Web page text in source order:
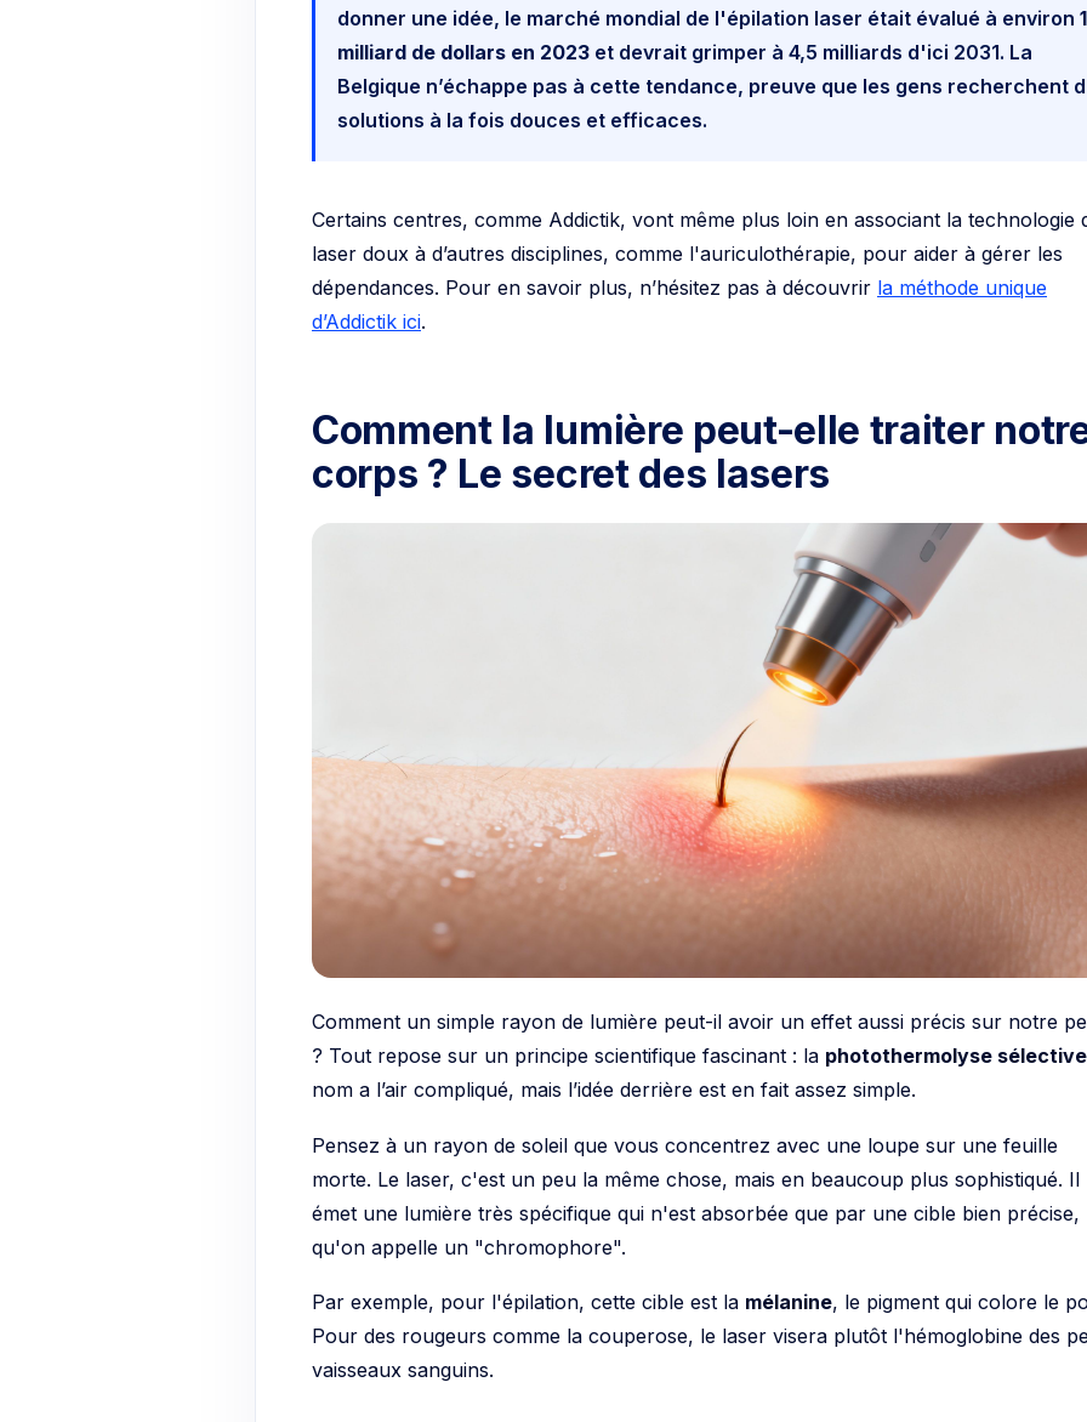
donner une idée, le marché mondial de l'épilation laser était évalué à environ
milliard de dollars en 2023 et devrait grimper à 4,5 milliards d'ici 2031. La
Belgique n’échappe pas à cette tendance, preuve que les gens recherchent
solutions à la fois douces et efficaces.
Certains centres, comme Addictik, vont même plus loin en associant la technologie
laser doux à d’autres disciplines, comme l'auriculothérapie, pour aider à gérer les
dépendances. Pour en savoir plus, n’hésitez pas à découvrir la méthode unique
d’Addictik ici.
Comment la lumière peut-elle traiter
corps ? Le secret des lasers
Comment un simple rayon de lumière peut-il avoir un effet aussi précis sur notre
? Tout repose sur un principe scientifique fascinant : la photothermolyse sélective
nom a l’air compliqué, mais l’idée derrière est en fait assez simple.
Pensez à un rayon de soleil que vous concentrez avec une loupe sur une feuille
morte. Le laser, c'est un peu la même chose, mais en beaucoup plus sophistiqué. Il
émet une lumière très spécifique qui n'est absorbée que par une cible bien précise,
qu'on appelle un "chromophore".
Par exemple, pour l'épilation, cette cible est la mélanine, le pigment qui colore le
Pour des rougeurs comme la couperose, le laser visera plutôt l'hémoglobine des
vaisseaux sanguins.